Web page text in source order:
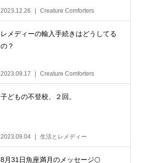
2023.12.26 Creature Comforters
レメディーの輸入手続きはどうしてる
の？
2023.09.17 Creature Comforters
子どもの不登校、２回。
2023.09.04 生活とレメディー
8月31日魚座満月のメッセージ🌕